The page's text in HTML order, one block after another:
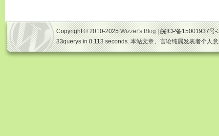
Copyright © 2010-2025Wizzer's Blog| 皖ICP备15001937号
33querys in 0.113 seconds. 本站文章、言论纯属发表者个人